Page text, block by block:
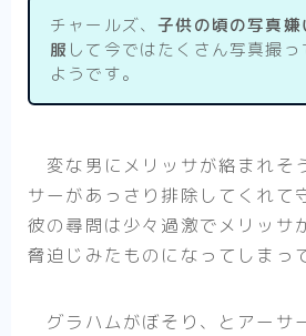
チャールズ、子供の頃の写真嫌
服 して今ではたくさん写真撮っ
ようです。
変な男にメリッサが絡まれそ
サーがあっさり排除してくれて
彼の尋問は少々過激でメリッサ
脅迫じみたものになってしまっ
グラハムがぼそり、とアーサ